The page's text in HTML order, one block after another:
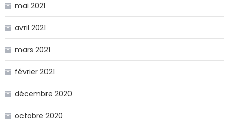
mai 2021
avril 2021
mars 2021
février 2021
décembre 2020
octobre 2020